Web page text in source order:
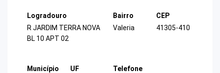
Logradouro
R JARDIM TERRA NOVA
BL 10 APT 02
Bairro
Valeria
CEP
41305-410
Município
UF
Telefone